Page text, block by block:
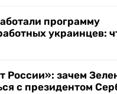
программу
украинцев:
России»: зачем
с президентом